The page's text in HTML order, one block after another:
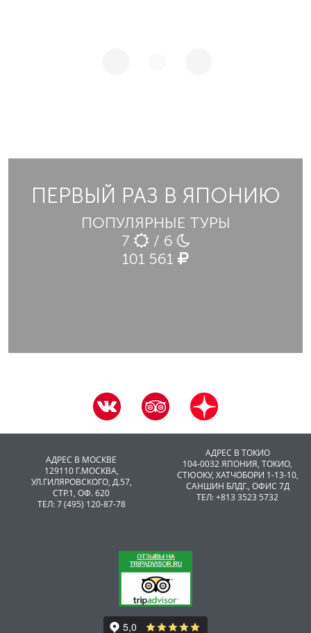
ПЕРВЫЙ РАЗ В ЯПОНИЮ
ПОПУЛЯРНЫЕ ТУРЫ
7
/ 6
101 561
АДРЕС В МОСКВЕ
129110 Г.МОСКВА,
УЛ.ГИЛЯРОВСКОГО, Д.57,
СТР.1, ОФ. 620
ТЕЛ: 7 (495) 120-87-78
АДРЕС В ТОКИО
104-0032 ЯПОНИЯ, ТОКИО,
CТЮОКУ, ХАТЧОБОРИ 1-13-10,
САНШИН БЛДГ., ОФИС 7Д
ТЕЛ: +813 3523 5732